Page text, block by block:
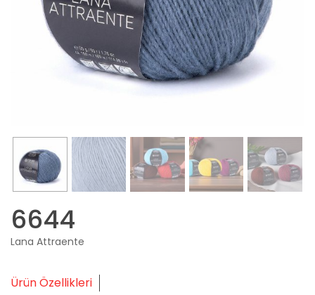
6644
Lana Attraente
Ürün Özellikleri